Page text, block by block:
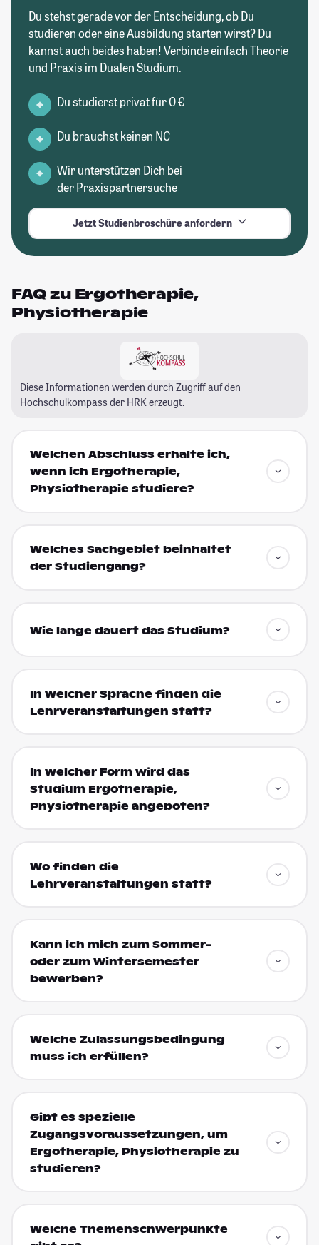
Du stehst gerade vor der Entscheidung, ob Du
studieren oder eine Ausbildung starten wirst? Du
kannst auch beides haben! Verbinde einfach Theorie
und Praxis im Dualen Studium.
Du studierst privat für 0 €
Du brauchst keinen NC
Wir unterstützen Dich bei
der Praxispartnersuche
Jetzt Studienbroschüre anfordern
FAQ zu Ergotherapie,
Physiotherapie
Diese Informationen werden durch Zugriff auf den
Hochschulkompass der HRK erzeugt.
Welchen Abschluss erhalte ich,
wenn ich Ergotherapie,
Physiotherapie studiere?
Welches Sachgebiet beinhaltet
der Studiengang?
Wie lange dauert das Studium?
In welcher Sprache finden die
Lehrveranstaltungen statt?
In welcher Form wird das
Studium Ergotherapie,
Physiotherapie angeboten?
Wo finden die
Lehrveranstaltungen statt?
Kann ich mich zum Sommer-
oder zum Wintersemester
bewerben?
Welche Zulassungsbedingung
muss ich erfüllen?
Gibt es spezielle
Zugangsvoraussetzungen, um
Ergotherapie, Physiotherapie zu
studieren?
Welche Themenschwerpunkte